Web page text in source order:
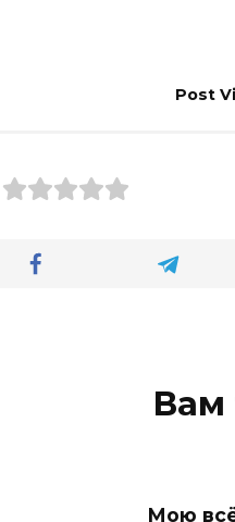
Post
Вам
Мою